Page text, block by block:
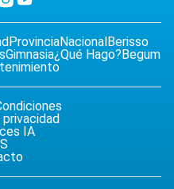
ProvinciaNacionalBerisso
Gimnasia¿Qué Hago?Begum
IA